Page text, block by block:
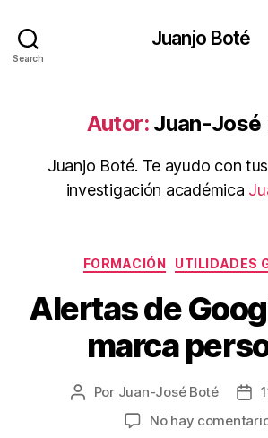
Search
Juanjo Boté
Autor: Juan-José
Juanjo Boté. Te ayudo con
investigación académica
FORMACIÓN UTILIDADES
Alertas de
marca
Autor
Por Juan-José Boté
No hay